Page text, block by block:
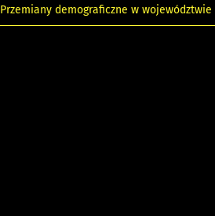
Przemiany demograficzne w